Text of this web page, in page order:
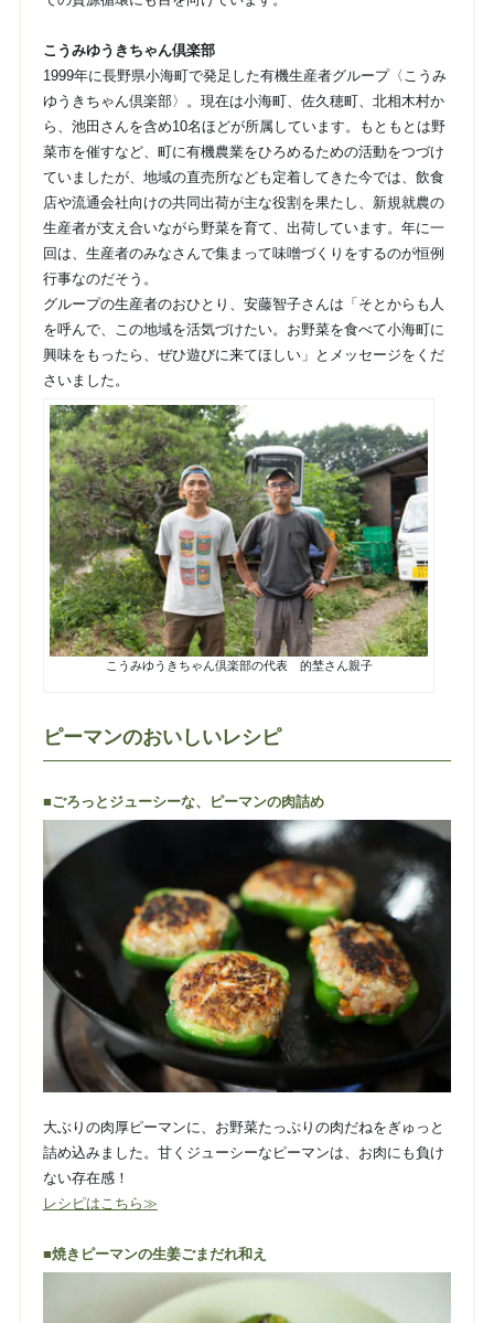
こうみゆうきちゃん倶楽部
1999年に長野県小海町で発足した有機生産者グループ〈こうみ
ゆうきちゃん倶楽部〉。現在は小海町、佐久穂町、北相木村か
ら、池田さんを含め10名ほどが所属しています。もともとは野
菜市を催すなど、町に有機農業をひろめるための活動をつづけ
ていましたが、地域の直売所なども定着してきた今では、飲食
店や流通会社向けの共同出荷が主な役割を果たし、新規就農の
生産者が支え合いながら野菜を育て、出荷しています。年に一
回は、生産者のみなさんで集まって味噌づくりをするのが恒例
行事なのだそう。
グループの生産者のおひとり、安藤智子さんは「そとからも人
を呼んで、この地域を活気づけたい。お野菜を食べて小海町に
興味をもったら、ぜひ遊びに来てほしい」とメッセージをくだ
さいました。
こうみゆうきちゃん倶楽部の代表 的埜さん親子
ピーマンのおいしいレシピ
■ごろっとジューシーな、ピーマンの肉詰め
大ぶりの肉厚ピーマンに、お野菜たっぷりの肉だねをぎゅっと
詰め込みました。甘くジューシーなピーマンは、お肉にも負け
ない存在感！
レシピはこちら≫
■焼きピーマンの生姜ごまだれ和え